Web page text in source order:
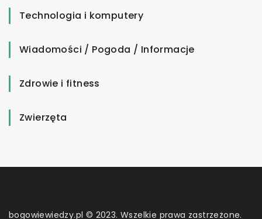
Technologia i komputery
Wiadomości / Pogoda / Informacje
Zdrowie i fitness
Zwierzęta
bogowiewiedzy.pl © 2023. Wszelkie prawa zastrzeżone.